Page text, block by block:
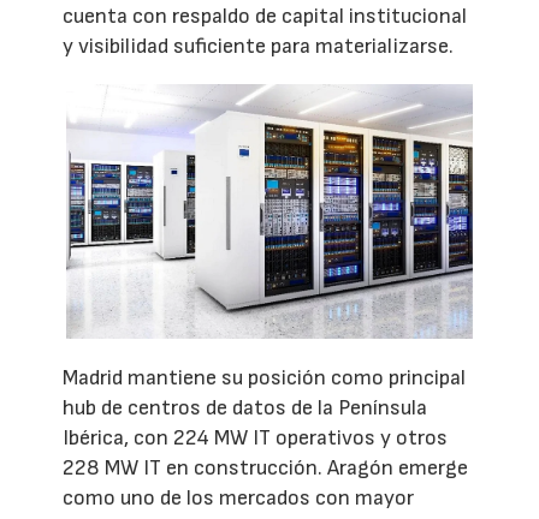
cuenta con respaldo de capital institucional
y visibilidad suficiente para materializarse.
Madrid mantiene su posición como principal
hub de centros de datos de la Península
Ibérica, con 224 MW IT operativos y otros
228 MW IT en construcción. Aragón emerge
como uno de los mercados con mayor